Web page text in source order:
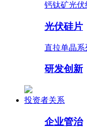
钙钛矿光伏
光伏硅片
直拉单晶系
研发创新
投资者关系
企业管治